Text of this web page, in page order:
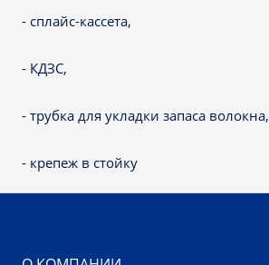
- сплайс-кассета,
- КДЗС,
- трубка для укладки запаса волокна,
- крепеж в стойку